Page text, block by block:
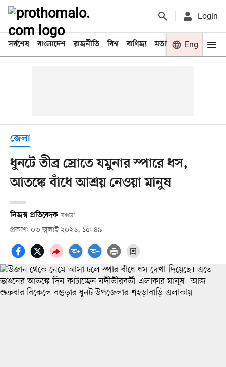
Login
সর্বশেষ বাংলাদেশ রাজনীতি বিশ্ব বাণিজ্য মতামত খেলা
Eng
জেলা
ধুনটে তীব্র স্রোতে যমুনার স্পারে ধস,
আতঙ্কে বাঁধে আশ্রয় নেওয়া মানুষ
নিজস্ব প্রতিবেদক বগুড়া
প্রকাশ: ০৩ জুলাই ২০২৬, ১৫: ৪৯